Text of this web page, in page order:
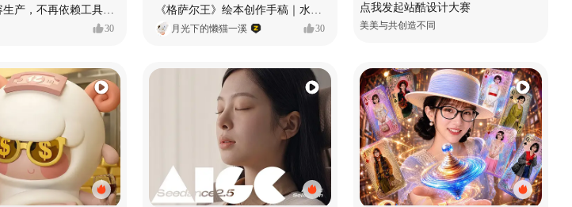
Flova：内容生产，不再依赖工具切换
30
《格萨尔王》绘本创作手稿｜水彩墨韵下的史诗回响
月光下的懒猫一溪 30
点我发起站酷设计大赛
美美与共创造不同